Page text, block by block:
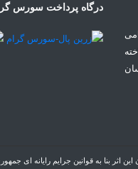
درگاه پرداخت سورس
جرایم رایانه ای جمهوری اسلامی ایران (ماده 1